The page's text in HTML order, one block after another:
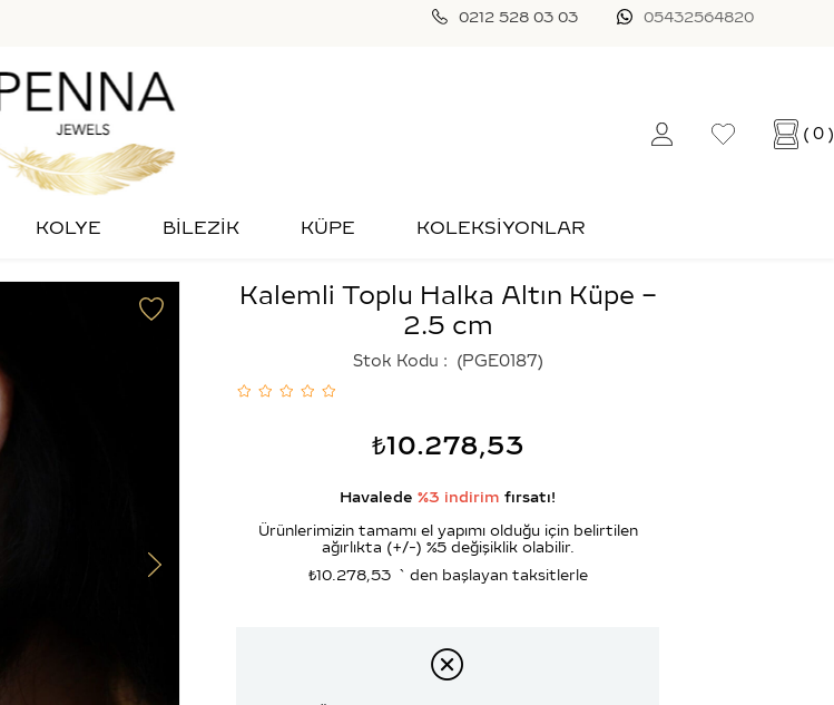
0212 528 03 03 05432564820
0
KOLYE BİLEZİK KÜPE KOLEKSİYONLAR
Kalemli Toplu Halka Altın Küpe –
2.5 cm
Stok Kodu (PGE0187)
₺10.278,53
Havalede %3 indirim fırsatı!
Ürünlerimizin tamamı el yapımı olduğu için belirtilen
ağırlıkta (+/-) %5 değişiklik olabilir.
₺10.278,53 `den başlayan taksitlerle